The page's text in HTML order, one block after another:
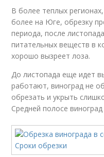
В более теплых
более на Юге, обрезку
периода, после
питательных веществ в
хорошо вызреет лоза.
До листопада еще идет
работают, виноград не
обрезать и укрыть
Средней полосе